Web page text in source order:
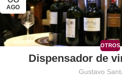
AGO
OTROS
Dispensador de
Gustavo